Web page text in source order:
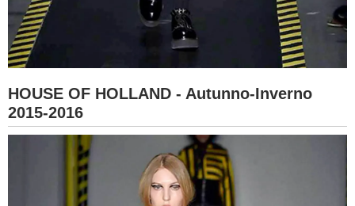
HOUSE OF HOLLAND - Autunno-Inverno
2015-2016